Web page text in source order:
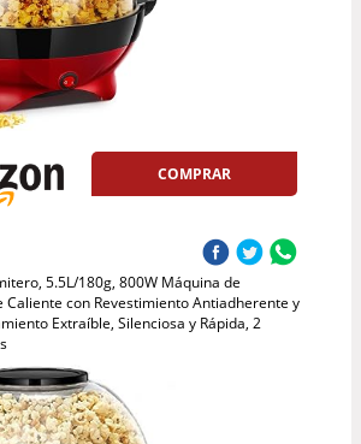
COMPRAR
5.5L/180g, 800W Máquina de
Caliente con Revestimiento Antiadherente y
Extraíble, Silenciosa y Rápida, 2